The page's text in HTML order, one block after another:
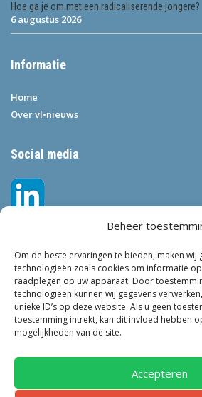
Beheer
Om de beste ervaringen te bieden, maken wij
technologieën zoals cookies om informatie
raadplegen op uw apparaat. Door
technologieën kunnen wij gegevens
unieke ID’s op deze website. Als u geen
toestemming intrekt, kan dit invloed hebben
mogelijkheden van de site.
Accepteren
Hoe ga je om met een radicaliserende jongere?
6 augustus 2026
Informatie
Home
Over vl•nieuws
Social media
Tags
VEILIGHEID LEEFBAARHEID
OM KINDEREN
ONDERMIJNING